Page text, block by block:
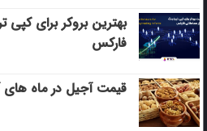
بهترین بروکر برای کپی‌
فارکس
قیمت آجیل در ماه های